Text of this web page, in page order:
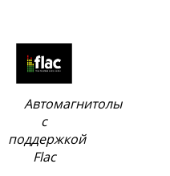
Автомагнитолы
с
поддержкой
Flac